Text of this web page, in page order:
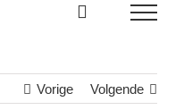
Vorige Volgende